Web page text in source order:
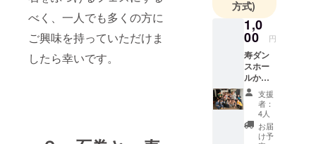
べく、一人でも多くの方に
ご興味を持っていただけま
したら幸いです。
国内最大級
のヒップ
ホップ野外
イベント「B
BOY PARK」
に出演、自
身初となる
関東ライブ
を最高の大
方式)
1,0
00 円
寿ダン
スホー
ルから
のお礼
メール
+定期進
捗メー
ル +フ
支援
者：
4人
お届
け予